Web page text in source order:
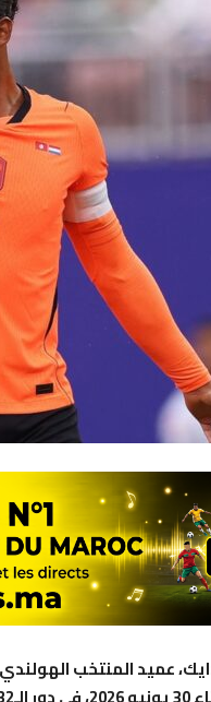
عميد المنتخب